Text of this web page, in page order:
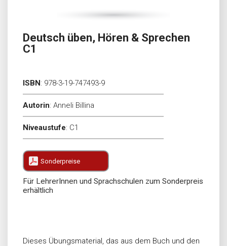
Deutsch üben, Hören & Sprechen
C1
ISBN: 978-3-19-747493-9
Autorin: Anneli Billina
Niveaustufe: C1
Sonderpreise
Für LehrerInnen und Sprachschulen zum Sonderpreis
erhältlich
Dieses Übungsmaterial, das aus dem Buch und den